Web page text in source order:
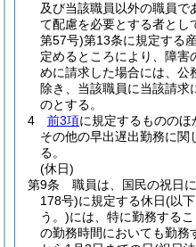
及び当該職員以外の職員で
て配慮を必要とする者とし
第57号)第13条に規定する
定めるところにより、障害
めに請求した場合には、公
除き、当該職員に当該請求
のとする。
4
前3項に規定するものの
その他の早出遅出勤務に関
る。
(休日)
第9条
職員は、国民の祝日
178号)に規定する休日(以
う。)には、特に勤務する
の勤務時間においても勤務